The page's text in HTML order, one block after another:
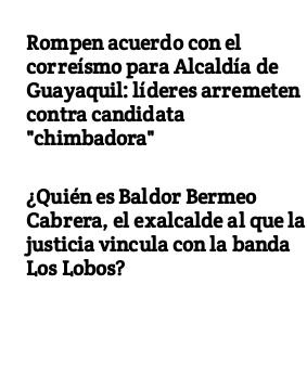
Rompen acuerdo con el
correísmo para Alcaldía de
Guayaquil: líderes arremeten
contra candidata
"chimbadora"
¿Quién es Baldor Bermeo
Cabrera, el exalcalde al que la
justicia vincula con la banda
Los Lobos?